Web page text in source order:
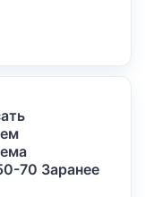
70 Заранее